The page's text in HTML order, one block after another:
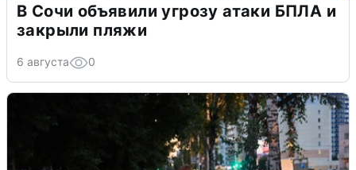
В Сочи объявили угрозу атаки БПЛА и
закрыли пляжи
6 августа 0